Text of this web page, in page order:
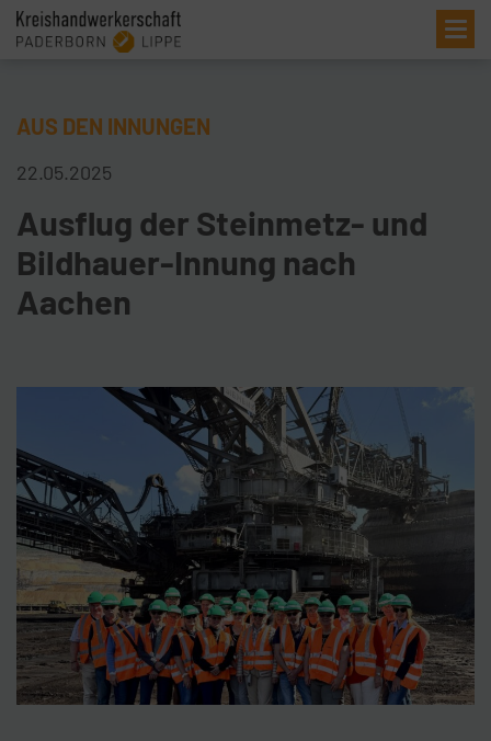
AUS DEN INNUNGEN
22.05.2025
Ausflug der Steinmetz- und
Bildhauer-Innung nach
Aachen